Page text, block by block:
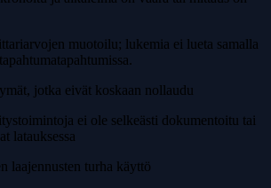
muotoilu; lukemia ei lueta samalla
jotka eivät koskaan nollaudu
ei ole selkeästi dokumentoitu tai
latauksessa
laajennusten turha käyttö